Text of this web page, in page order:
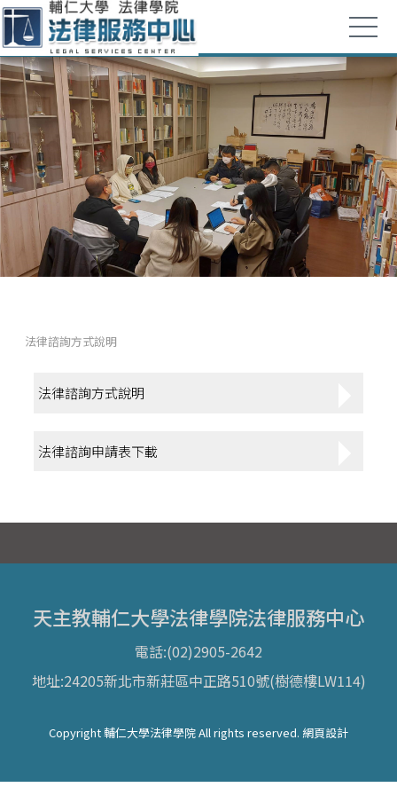
法律諮詢方式說明
法律諮詢方式說明
法律諮詢申請表下載
天主教輔仁大學法律學院法律服務中心
電話:(02)2905-2642
地址:24205新北市新莊區中正路510號(樹德樓LW114)
Copyright 輔仁大學法律學院 All rights reserved. 網頁設計